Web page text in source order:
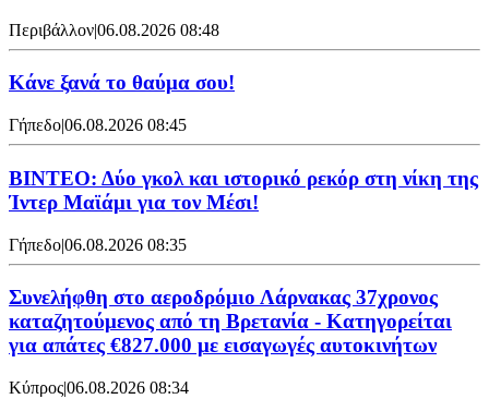
Περιβάλλον|06.08.2026 08:48
Κάνε ξανά το θαύμα σου!
Γήπεδο|06.08.2026 08:45
ΒΙΝΤΕΟ: Δύο γκολ και ιστορικό ρεκόρ στη νίκη της
Ίντερ Μαϊάμι για τον Μέσι!
Γήπεδο|06.08.2026 08:35
Συνελήφθη στο αεροδρόμιο Λάρνακας 37χρονος
καταζητούμενος από τη Βρετανία - Κατηγορείται
για απάτες €827.000 με εισαγωγές αυτοκινήτων
Κύπρος|06.08.2026 08:34